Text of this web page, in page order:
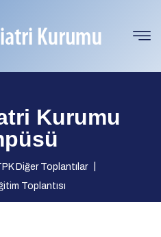
Kurumu
Diğer Toplantılar
Toplantısı